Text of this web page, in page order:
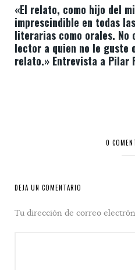
«El relato, como hijo del
imprescindible en todas
literarias como orales. No
lector a quien no le guste
relato.» Entrevista a Pilar
0
DEJA UN COMENTARIO
Tu dirección de correo